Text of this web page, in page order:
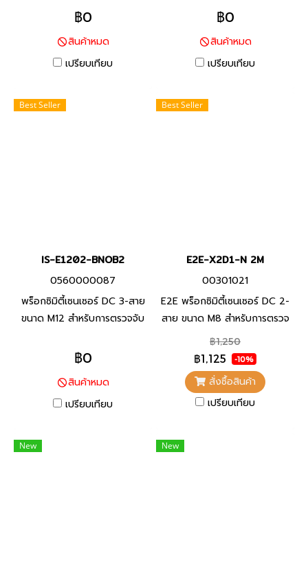
โลหะประเภทเหล็ก ทนต่อสภาพ
แวดล้อมด้วยสายมาตราฐานที่ทำ
จาก PVC ทนน้ำมัน และพื้นผิว
ตรวจจับที่ทำจากวัสดุที่ทนต่อ
฿0
สินค้าหมด
เปรียบเทียบ
โลหะประเภทเหล็ก ทนต่อสภาพ
แวดล้อมด้วยสายมาตราฐานที่ทำ
จาก PVC ทนน้ำมัน และพื้นผิว
ตรวจจับที่ทำจากวัสดุที่ทนต่อ
฿0
สินค้าหมด
เปรียบเทียบ
Best Seller
IS-E1202-BNOB2
0560000087
พร็อกซิมิตี้เซนเซอร์ DC 3-สาย
ขนาด M12 สำหรับการตรวจจับ
แวดล้อมด้วยสายมาตราฐานที่ทำ
ตรวจจับที่ทำจากวัสดุที่ทนต่อ
น้ำมันหล่อลื่น
฿0
สินค้าหมด
เปรียบเทียบ
Best Seller
E2E-X2D1-N 2M
00301021
E2E พร็อกซิมิตี้เซนเซอร์ DC 2-
สาย ขนาด M8 สำหรับการตรวจ
จับโลหะประเภทเหล็ก ทนต่อ
สภาพแวดล้อมด้วยสายมาตรา
ฐานที่ทำจาก PVC ทนน้ำมัน และ
พื้นผิวตรวจจับที่ทำจากวัสดุที่ทน
ต่อน้ำมันหล่อลื่น
฿1,250
฿1,125 -10%
สั่งซื้อสินค้า
เปรียบเทียบ
New New